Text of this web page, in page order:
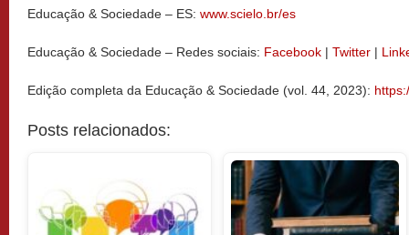
Educação & Sociedade – ES: www.scielo.br/es
Educação & Sociedade – Redes sociais: Facebook | Twitter |
Edição completa da Educação & Sociedade (vol. 44, 2023):
Posts relacionados: